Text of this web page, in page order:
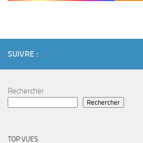
SUIVRE :
Rechercher
Rechercher
TOP VUES